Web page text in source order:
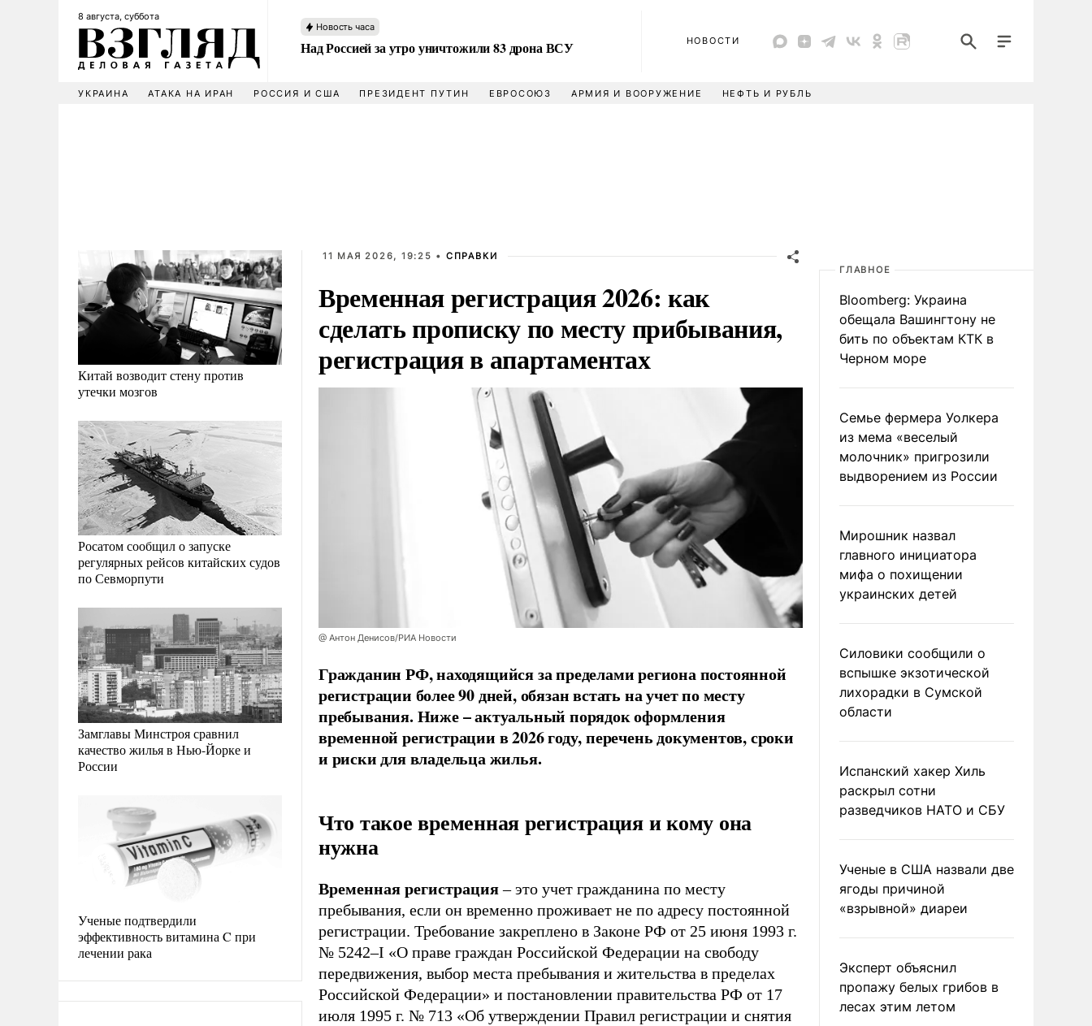
8 августа, суббота
Новость часа
Над Россией за утро уничтожили 83 дрона ВСУ НОВОСТИ
УКРАИНА АТАКА НА ИРАН РОССИЯ И США ПРЕЗИДЕНТ ПУТИН ЕВРОСОЮЗ АРМИЯ И ВООРУЖЕНИЕ НЕФТЬ И РУБЛЬ
Китай возводит стену против
утечки мозгов
Росатом сообщил о запуске
регулярных рейсов китайских судов
по Севморпути
Замглавы Минстроя сравнил
качество жилья в Нью-Йорке и
России
Ученые подтвердили
эффективность витамина C при
лечении рака
11 МАЯ 2026, 19:25 • СПРАВКИ
Временная регистрация 2026: как
сделать прописку по месту прибывания,
регистрация в апартаментах
@ Антон Денисов/РИА Новости
Гражданин РФ, находящийся за пределами региона постоянной
регистрации более 90 дней, обязан встать на учет по месту
пребывания. Ниже – актуальный порядок оформления
временной регистрации в 2026 году, перечень документов, сроки
и риски для владельца жилья.
Что такое временная регистрация и кому она
нужна
Временная регистрация– это учет гражданина по месту
пребывания, если он временно проживает не по адресу постоянной
регистрации. Требование закреплено в Законе РФ от 25 июня 1993 г.
№ 5242–I «О праве граждан Российской Федерации на свободу
передвижения, выбор места пребывания и жительства в пределах
Российской Федерации» и постановлении правительства РФ от 17
июля 1995 г. № 713 «Об утверждении Правил регистрации и снятия
ГЛАВНОЕ
Bloomberg: Украина
обещала Вашингтону не
бить по объектам КТК в
Черном море
Семье фермера Уолкера
из мема «веселый
молочник» пригрозили
выдворением из России
Мирошник назвал
главного инициатора
мифа о похищении
украинских детей
Силовики сообщили о
вспышке экзотической
лихорадки в Сумской
области
Испанский хакер Хиль
раскрыл сотни
разведчиков НАТО и СБУ
Ученые в США назвали две
ягоды причиной
«взрывной» диареи
Эксперт объяснил
пропажу белых грибов в
лесах этим летом